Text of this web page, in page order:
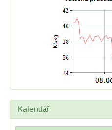
Kalendář